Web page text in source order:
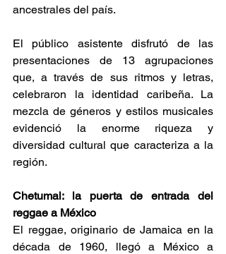
ancestrales del país.
El público asistente disfrutó de las
presentaciones de 13 agrupaciones
que, a través de sus ritmos y letras,
celebraron la identidad caribeña. La
mezcla de géneros y estilos musicales
evidenció la enorme riqueza y
diversidad cultural que caracteriza a la
región.
Chetumal: la puerta de entrada del
reggae a México
El reggae, originario de Jamaica en la
década de 1960, llegó a México a